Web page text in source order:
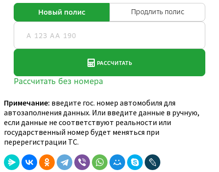
Примечание: введите гос. номер автомобиля для
автозаполнения данных. Или введите данные в ручную,
если данные не соответствуют реальности или
государственный номер будет меняться при
перерегистрации ТС.